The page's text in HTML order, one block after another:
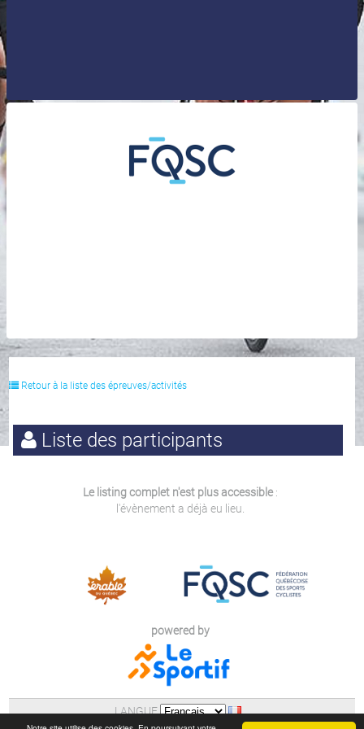
Retour à la liste des épreuves/activités
Liste des participants
Le listing complet n'est plus accessible:
l'évènement a déjà eu lieu.
powered by
LANGUE